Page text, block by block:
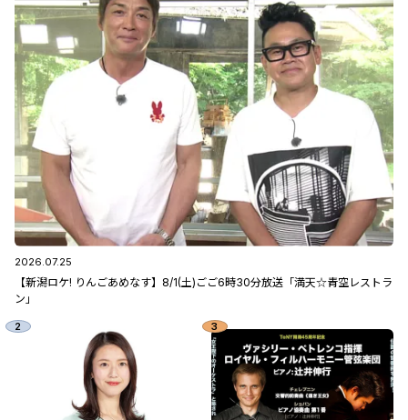
2026.07.25
【新潟ロケ! りんごあめなす】8/1(土)ごご6時30分放送「満天☆青空レストラ
ン」